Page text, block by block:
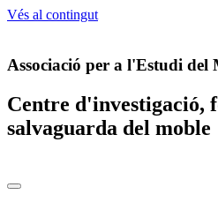
Vés al contingut
Associació per a l'Estudi del
Centre d'investigació,
salvaguarda del moble